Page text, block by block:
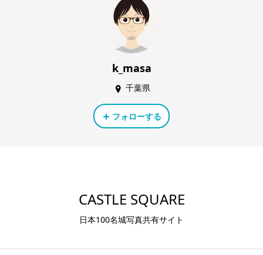
k_masa
千葉県
フォローする
CASTLE SQUARE
日本100名城写真共有サイト